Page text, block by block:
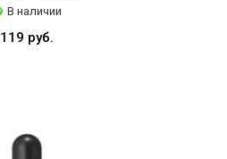
В наличии
119 руб.